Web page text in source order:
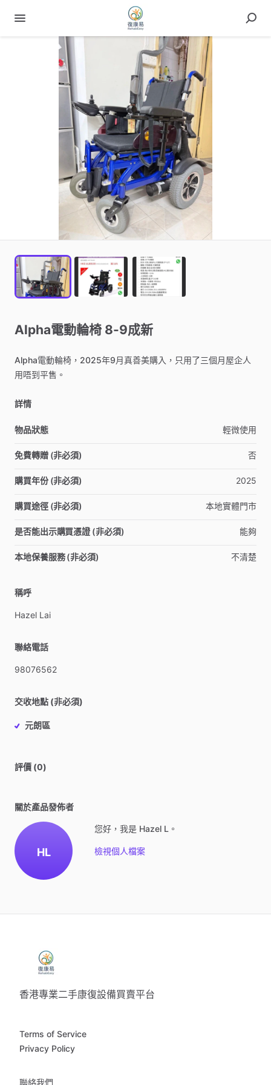
Alpha電動輪椅 8-9成新
Alpha電動輪椅，2025年9月真善美購入，只用了三個月屋企人
用唔到平售。
詳情
物品狀態 輕微使用
免費轉贈 (非必須) 否
購買年份 (非必須) 2025
購買途徑 (非必須) 本地實體門市
是否能出示購買憑證 (非必須) 能夠
本地保養服務 (非必須) 不清楚
稱呼
Hazel Lai
聯絡電話
98076562
交收地點 (非必須)
元朗區
評價 (0)
關於產品發佈者
HL
您好，我是 Hazel L。
檢視個人檔案
香港專業二手康復設備買賣平台
Terms of Service
Privacy Policy
聯絡我們